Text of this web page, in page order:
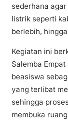
sederhana
listrik seperti
berlebih,
Kegiatan ini
Salemba
beasiswa
yang terlibat
sehingga
membuka